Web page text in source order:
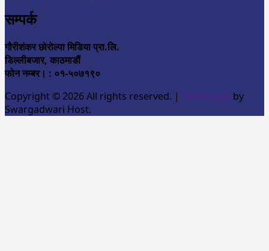
सम्पर्क
गौरीशंकर छोरोल्पा मिडिया प्रा.लि.
डिल्लीबजार, काठमाडौं
फोन नम्बर। : ०१-५०७१९०
Copyright © 2026 All rights reserved. | Developed by
Swargadwari Host.